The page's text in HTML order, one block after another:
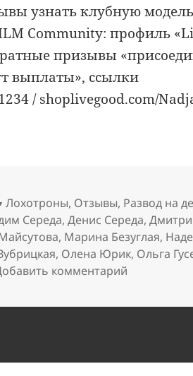
узнать клубную
Community: профиль
призывы
выплаты», ссылки
/ shoplivegood.com/
Рубрики
Лохотроны, Отзывы, Развод на
Середа,Денис Середа,
, Марина Безуглая,
, Олена Юрик, Ольга
комментарий